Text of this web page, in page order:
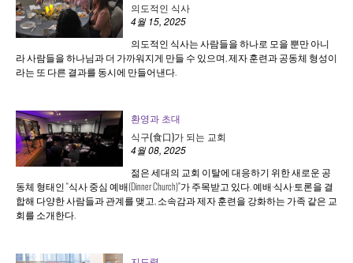
의도적인 식사
4월 15, 2025
의도적인 식사는 사람들을 하나로 모을 뿐만 아니
라 사람들을 하나님과 더 가까워지게 만들 수 있으며, 제자 훈련과 공동체 형성이
라는 또 다른 결과를 동시에 만들어낸다.
환영과 초대
식구(食口)가 되는 교회
4월 08, 2025
젊은 세대의 교회 이탈에 대응하기 위한 새로운 공
동체 형태인 “식사 중심 예배(Dinner Church)”가 주목받고 있다. 예배·식사·토론을 결
합해 다양한 사람들과 관계를 맺고, 소속감과 제자 훈련을 강화하는 가족 같은 교
회를 소개한다.